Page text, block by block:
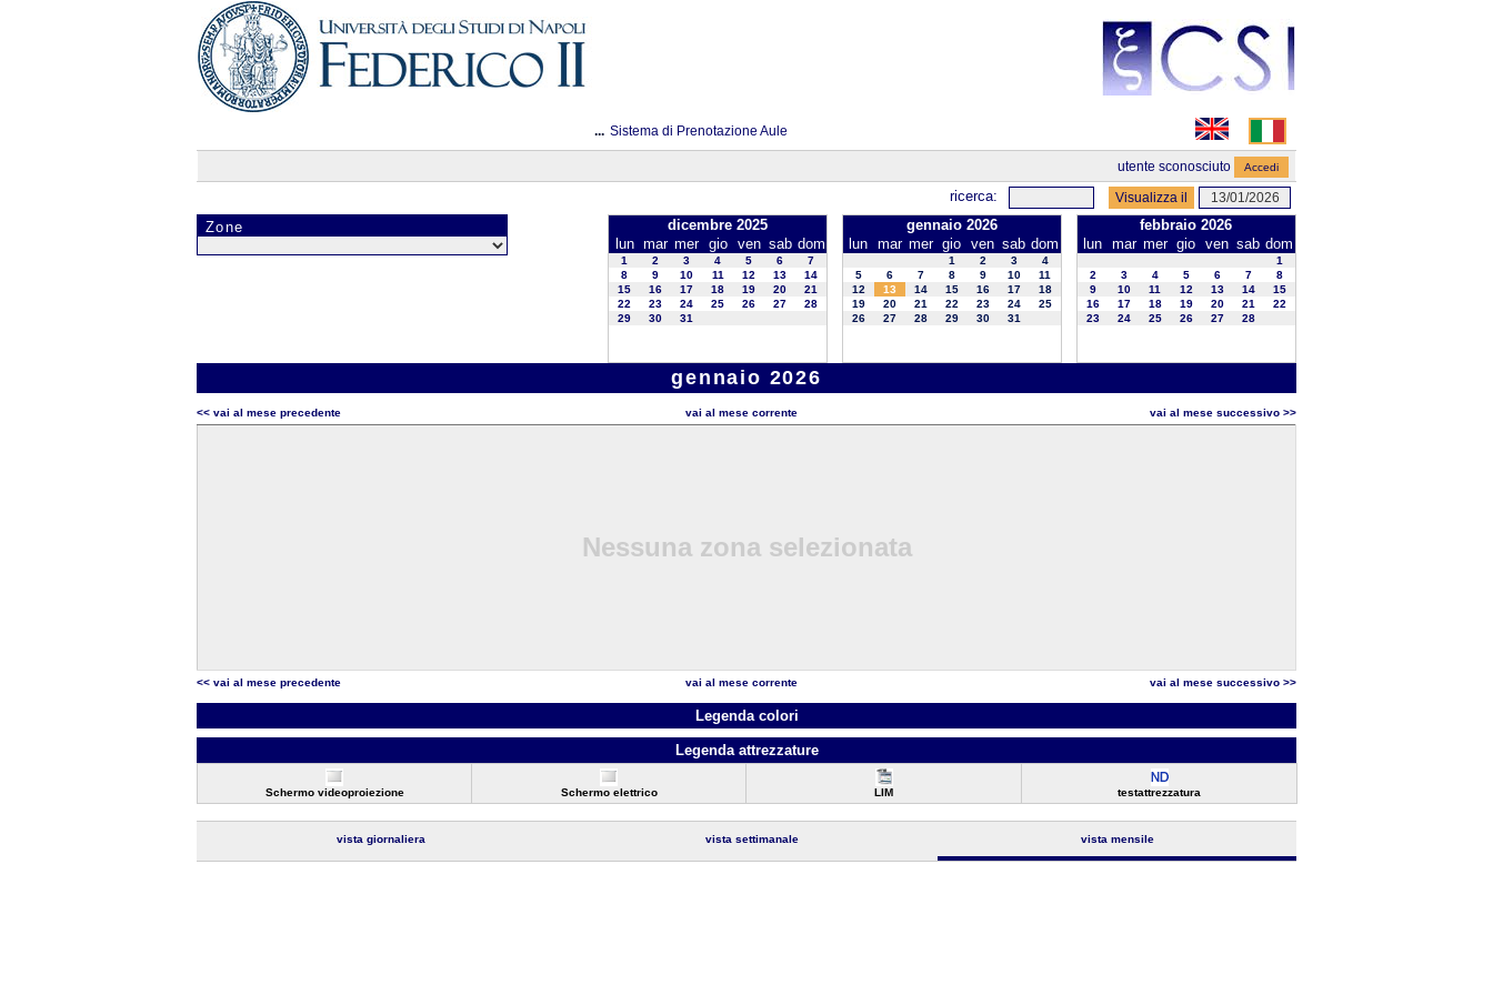
... Sistema di Prenotazione Aule
utente sconosciuto
ricerca:
dicembre 2025
lun mar mer gio ven sab dom
1 2 3 4 5 6
7
8
9 10 11 12 13
14
15
16 17 18 19 20
21
22
23 24 25 26 27
28
29
30 31
gennaio 2026
lun mar mer gio ven sab dom
1 2 3
4
5
6 7 8 9 10
11
12
13 14 15 16 17
18
19
20 21 22 23 24
25
26
27 28 29 30 31
febbraio 2026
lun mar mer gio ven sab dom
1
2
3 4 5 6 7
8
9
10 11 12 13 14
15
16
17 18 19 20 21
22
23
24 25 26 27 28
Zone
gennaio 2026
<< vai al mese precedente vai al mese corrente vai al mese successivo >>
Nessuna zona selezionata
<< vai al mese precedente vai al mese corrente vai al mese successivo >>
Legenda colori
Legenda attrezzature
Schermo videoproiezione Schermo elettrico LIM testattrezzatura
vista giornaliera vista settimanale vista mensile